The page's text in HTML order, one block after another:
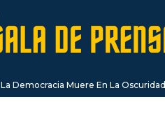
La Democracia Muere En La Oscuridad